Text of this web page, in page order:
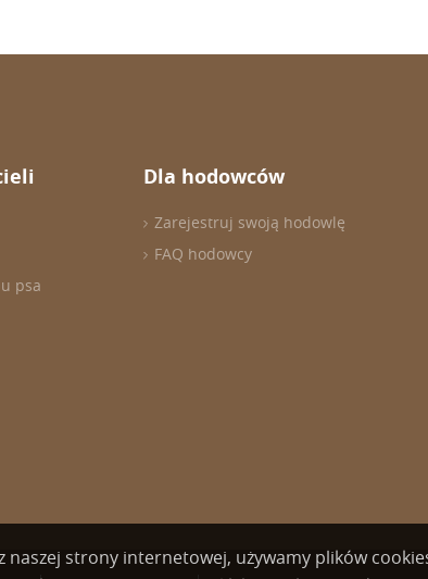
psa
Dla hodowców
Zarejestruj swoją hodowlę
FAQ hodowcy
naszej strony internetowej, używamy plików